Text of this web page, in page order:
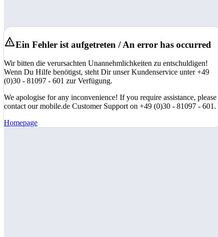
Ein Fehler ist aufgetreten / An error has occurred
Wir bitten die verursachten Unannehmlichkeiten zu entschuldigen!
Wenn Du Hilfe benötigst, steht Dir unser Kundenservice unter +49
(0)30 - 81097 - 601 zur Verfügung.
We apologise for any inconvenience! If you require assistance, please
contact our mobile.de Customer Support on +49 (0)30 - 81097 - 601.
Homepage